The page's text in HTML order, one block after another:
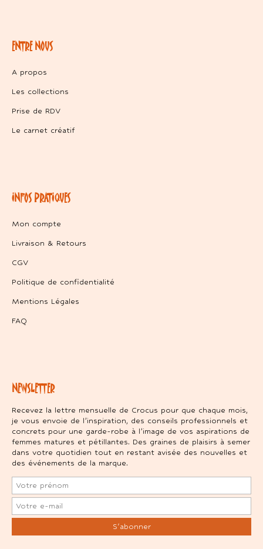
ENTRE NOUS
A propos
Les collections
Prise de RDV
Le carnet créatif
INFOS PRATIQUES
Mon compte
Livraison & Retours
CGV
Politique de confidentialité
Mentions Légales
FAQ
NEWSLETTER
Recevez la lettre mensuelle de Crocus pour que chaque mois,
je vous envoie de l’inspiration, des conseils professionnels et
concrets pour une garde-robe à l’image de vos aspirations de
femmes matures et pétillantes. Des graines de plaisirs à semer
dans votre quotidien tout en restant avisée des nouvelles et
des événements de la marque.